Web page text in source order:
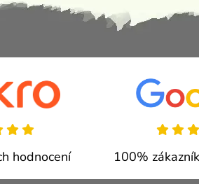
hodnocení 100%